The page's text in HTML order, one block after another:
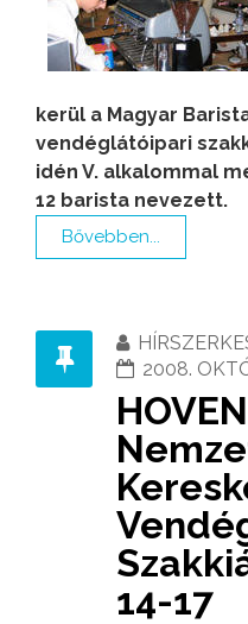
kerül a Magyar
vendéglátóipari
idén V. alkalommal
12 barista nevezett.
Bővebben...
2008.
14-17